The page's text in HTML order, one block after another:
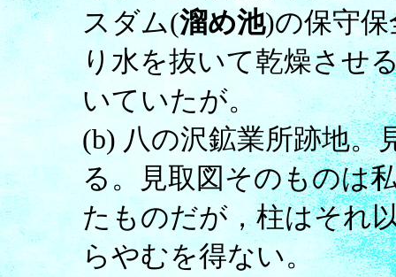
スダム(溜め池)の保守
り水を抜いて乾燥させ
いていたが。
(b) 八の沢鉱業所跡地。
る。見取図そのものは
たものだが，柱はそれ
らやむを得ない。